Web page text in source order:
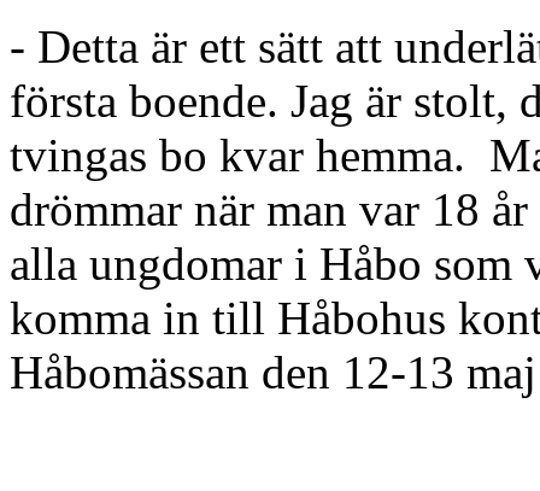
- Detta är ett sätt att
första boende. Jag är
tvingas bo kvar hemma.
drömmar när man var 18
alla ungdomar i Håbo
komma in till Håbohus
Håbomässan den 12-13